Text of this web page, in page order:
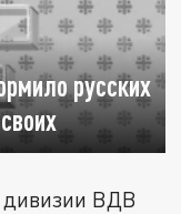
русских
дивизии ВДВ